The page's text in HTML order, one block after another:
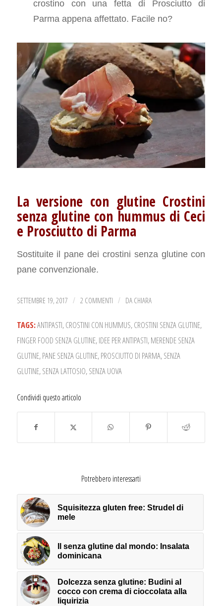
crostino con una fetta di Prosciutto di
Parma appena affettato. Facile no?
La versione con glutine Crostini
senza glutine con hummus di Ceci
e Prosciutto di Parma
Sostituite il pane dei crostini senza glutine con
pane convenzionale.
SETTEMBRE 19, 2017 / 2 COMMENTI / DA CHIARA
TAGS:ANTIPASTI,CROSTINI CON HUMMUS,CROSTINI SENZA GLUTINE,
FINGER FOOD SENZA GLUTINE,IDEE PER ANTIPASTI,MERENDE SENZA
GLUTINE,PANE SENZA GLUTINE,PROSCIUTTO DI PARMA,SENZA
GLUTINE,SENZA LATTOSIO,SENZA UOVA
Condividi questo articolo
Potrebbero interessarti
Squisitezza gluten free: Strudel di
mele
Il senza glutine dal mondo: Insalata
dominicana
Dolcezza senza glutine: Budini al
cocco con crema di cioccolata alla
liquirizia